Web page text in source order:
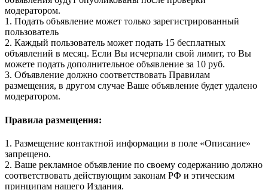
модератором.
1. Подать объявление может только зарегистрированный
пользователь
2. Каждый пользователь может подать 15 бесплатных
объявлений в месяц. Если Вы исчерпали свой лимит, то Вы
можете подать дополнительное объявление за 10 руб.
3. Объявление должно соответствовать Правилам
размещения, в другом случае Ваше объявление будет удалено
модератором.
Правила размещения:
1. Размещение контактной информации в поле «Описание»
запрещено.
2. Ваше рекламное объявление по своему содержанию должно
соответствовать действующим законам РФ и этическим
принципам нашего Издания.